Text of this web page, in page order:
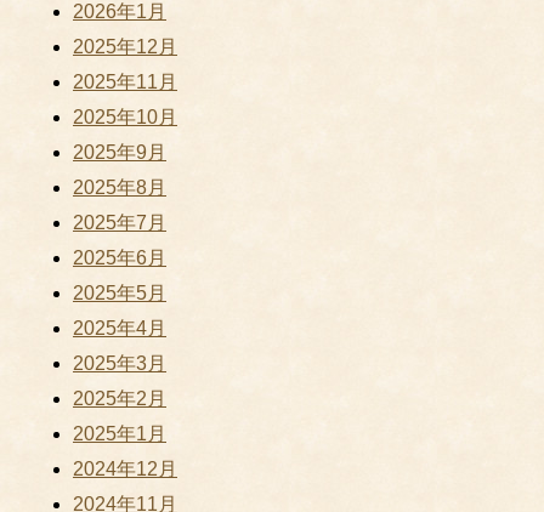
2026年1月
2025年12月
2025年11月
2025年10月
2025年9月
2025年8月
2025年7月
2025年6月
2025年5月
2025年4月
2025年3月
2025年2月
2025年1月
2024年12月
2024年11月